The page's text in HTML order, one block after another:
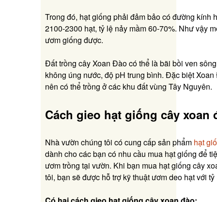
Trong đó, hạt giống phải đảm bảo có đường kính
2100-2300 hạt, tỷ lệ nảy mầm 60-70%. Như vậy
ươm giống được.
Đất trồng cây Xoan Đào có thể là bãi bồi ven
không úng nước, độ pH trung bình. Đặc biệt
nên có thể trồng ở các khu đất vùng Tây Nguyên.
Cách gieo hạt giống cây xoan
Nhà vườn chúng tôi có cung cấp sản phẩm hạt
dành cho các bạn có nhu cầu mua hạt giống để
ươm trồng tại vườn. Khi bạn mua hạt giống cây
tôi, bạn sẽ được hỗ trợ kỹ thuật ươm deo hạt với